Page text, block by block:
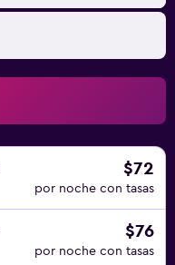
$72
por noche con tasas
$76
por noche con tasas